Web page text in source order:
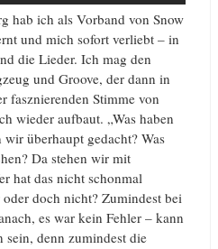
hab ich als Vorband von Snow
und mich sofort verliebt – in
die Lieder. Ich mag den
und Groove, der dann in
fasznierenden Stimme von
wieder aufbaut. „Was haben
überhaupt gedacht? Was
Da stehen wir mit
hat das nicht schonmal
doch nicht? Zumindest bei
es war kein Fehler – kann
sein, denn zumindest die